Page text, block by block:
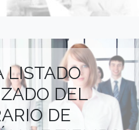
LISTADO
DEL
DE